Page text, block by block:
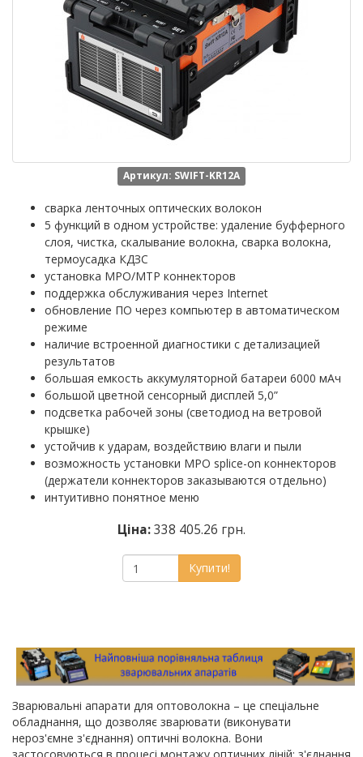
Артикул: SWIFT-KR12A
сварка ленточных оптических волокон
5 функций в одном устройстве: удаление буфферного
слоя, чистка, скалывание волокна, сварка волокна,
термоусадка КДЗС
установка MPO/MTP коннекторов
поддержка обслуживания через Internet
обновление ПО через компьютер в автоматическом
режиме
наличие встроенной диагностики с детализацией
результатов
большая емкость аккумуляторной батареи 6000 мАч
большой цветной сенсорный дисплей 5,0”
подсветка рабочей зоны (светодиод на ветровой
крышке)
устойчив к ударам, воздействию влаги и пыли
возможность установки MPO splice-on коннекторов
(держатели коннекторов заказываются отдельно)
интуитивно понятное меню
Ціна:338 405.26 грн.
Купити!
Зварювальні апарати для оптоволокна – це спеціальне
обладнання, що дозволяє зварювати (виконувати
нероз'ємне з'єднання) оптичні волокна. Вони
застосовуються в процесі монтажу оптичних ліній: з'єднання